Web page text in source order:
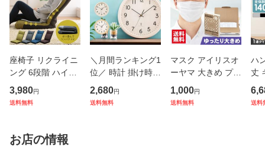
座椅子 リクライニ
ング 6段階 ハイバ
ック 1人掛け 折り
たたみ コンパクト
い弾力 シンプル こ
たつ リ
3,980円
送料無料
＼月間ランキング1
位／ 時計 掛け時計
壁掛け 電波 電波時
計 北欧 おしゃれ
2,680円
送料無料
マスク アイリスオ
ーヤマ 大きめ プリ
ーツマスク ゆった
り大きめサイズ 60
1,000円
送料無料
ハ
丈
お
ン
送料
お店の情報